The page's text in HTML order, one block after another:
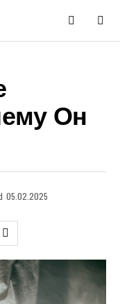
Он
05.02.2025